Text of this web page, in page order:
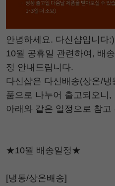
안녕하세요. 다신샵입니다:)
10월 공휴일 관련하여, 배
정 안내드립니다.
다신샵은 다신배송(상온/
품으로 나누어 출고되오니,
아래와 같은 일정으로 참고
★10월 배송일정★
[냉동/상온배송]